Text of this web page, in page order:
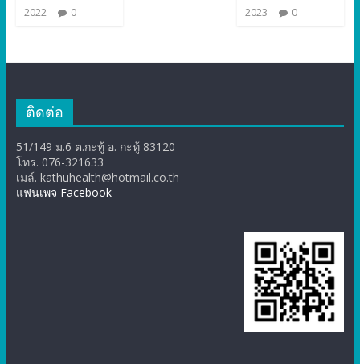
2022
0
2023
0
ติดต่อ
51/149 ม.6 ต.กะทู้ อ. กะทู้ 83120
โทร. 076-321633
เมล์. kathuhealth@hotmail.co.th
แฟนเพจ Facebook